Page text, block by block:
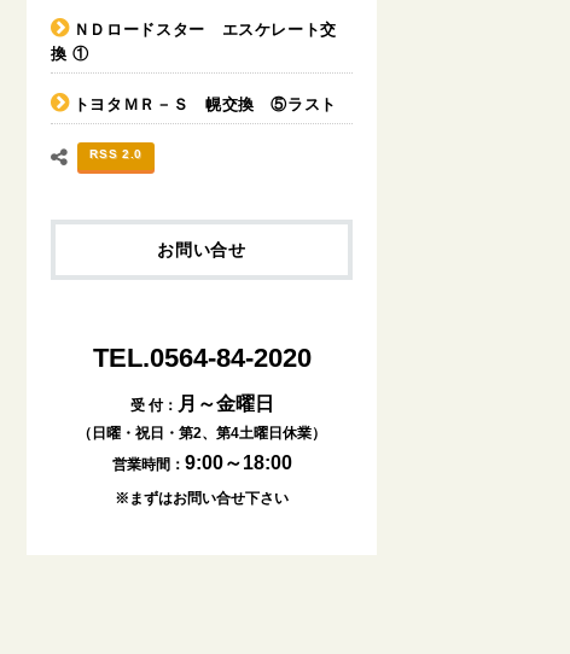
ＮＤロードスター エスケレート交
換 ①
トヨタＭＲ－Ｓ 幌交換 ⑤ラスト
RSS 2.0
お問い合せ
TEL.0564-84-2020
受 付： 月～金曜日
（日曜・祝日・第2、第4土曜日休業）
営業時間： 9:00～18:00
※まずはお問い合せ下さい